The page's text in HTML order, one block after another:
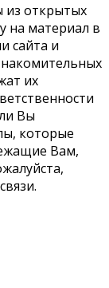
из открытых
на материал в
сайта и
их
Вы
которые
Вам,